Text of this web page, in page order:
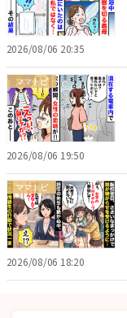
2026/08/06 20:35
ママトピ
2026/08/06 19:50
ママトピ
2026/08/06 18:20